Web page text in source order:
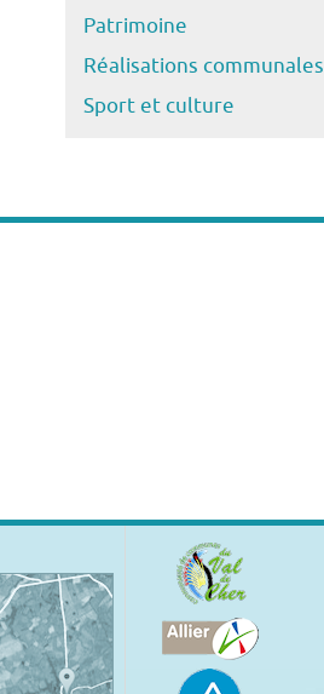
Patrimoine
Réalisations communales
Sport et culture